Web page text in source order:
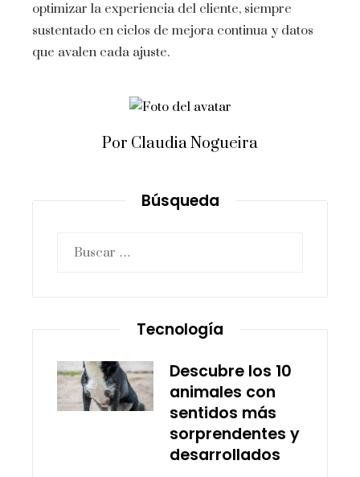
optimizar la experiencia del cliente, siempre
sustentado en ciclos de mejora continua y datos
que avalen cada ajuste.
Por Claudia Nogueira
Búsqueda
Tecnología
Descubre los 10
animales con
sentidos más
sorprendentes y
desarrollados